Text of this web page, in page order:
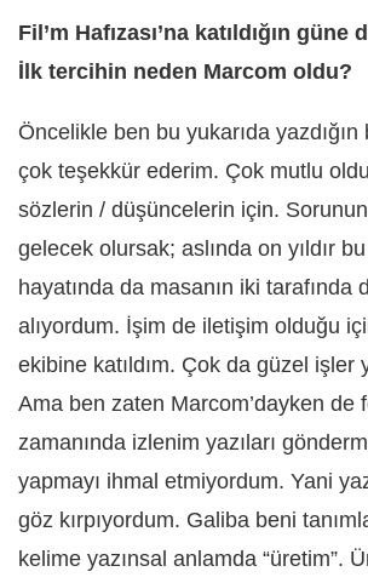
Fil’m Hafızası’na katıldığın
İlk tercihin neden Marcom oldu?
Öncelikle ben bu yukarıda
çok teşekkür ederim. Çok mutlu
sözlerin / düşüncelerin için.
gelecek olursak; aslında on yıldır
hayatında da masanın iki tarafında
alıyordum. İşim de iletişim olduğu
ekibine katıldım. Çok da güzel işler
Ama ben zaten Marcom’dayken de
zamanında izlenim yazıları
yapmayı ihmal etmiyordum. Yani
göz kırpıyordum. Galiba beni
kelime yazınsal anlamda “üretim”.